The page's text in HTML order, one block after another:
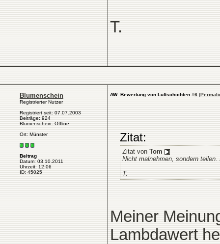
T.
Blumenschein
Registrierter Nutzer
Registriert seit: 07.07.2003
Beiträge: 924
Blumenschein: Offline
Ort: Münster
Beitrag
Datum: 03.10.2011
Uhrzeit: 12:06
ID: 45025
AW: Bewertung von Luftschichten #6 (
Zitat:
Zitat von Tom
Nicht malnehmen, sondern
T.
Meiner
Lambdawert